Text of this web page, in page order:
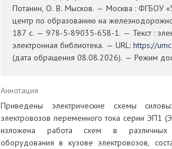
Потанин, О. В. Мысков. — Москва : ФГБОУ
центр по образованию на
187 с. — 978-5-89035-658-1. — Текст :
электронная библиотека. — URL: https://
(дата обращения 08.08.2026). — Режим
Аннотация
Приведены электрические схемы
электровозов переменного тока серии
изложена работа схем в различных
оборудования в кузове электровозов,